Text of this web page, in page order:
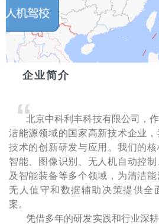
北京中科利丰科技有限公司，作
洁能源领域的国家高新技术企业
技术的创新研发与应用。我们的
智能、图像识别、无人机自动控
及智能装备等多个领域，为清洁能
无人值守和数据辅助决策提供全
案。
凭借多年的研发实践和行业深耕
“
企业简介